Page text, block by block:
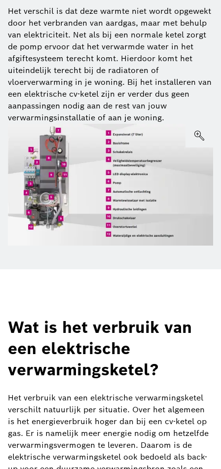
Het verschil is dat deze warmte niet wordt opgewekt
door het verbranden van aardgas, maar met behulp
van elektriciteit. Net als bij een normale ketel zorgt
de pomp ervoor dat het verwarmde water in het
afgiftesysteem terecht komt. Hierdoor komt het
uiteindelijk terecht bij de radiatoren of
vloerverwarming in je woning. Bij het installeren van
een elektrische cv-ketel zijn er verder dus geen
aanpassingen nodig aan de rest van jouw
verwarmingsinstallatie of aan je woning.
Wat is het verbruik van
een elektrische
verwarmingsketel?
Het verbruik van een elektrische verwarmingsketel
verschilt natuurlijk per situatie. Over het algemeen
is het energieverbruik hoger dan bij een cv-ketel op
gas. Er is namelijk meer energie nodig om hetzelfde
verwarmingsvermogen te leveren. Daarom is de
elektrische verwarmingsketel ook bedoeld als back-